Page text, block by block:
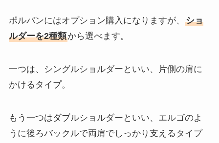
ポルバンにはオプション購入になりますが、 ショ
ルダーを2種類から選べます。
一つは、シングルショルダーといい、片側の肩に
かけるタイプ。
もう一つはダブルショルダーといい、エルゴのよ
うに後ろバックルで両肩でしっかり支えるタイプ